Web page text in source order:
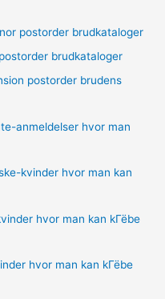
postorder brudkataloger
brudkataloger
postorder brudens
anmeldelser hvor man
kvinder hvor man kan
hvor man kan kГёbe
hvor man kan kГёbe